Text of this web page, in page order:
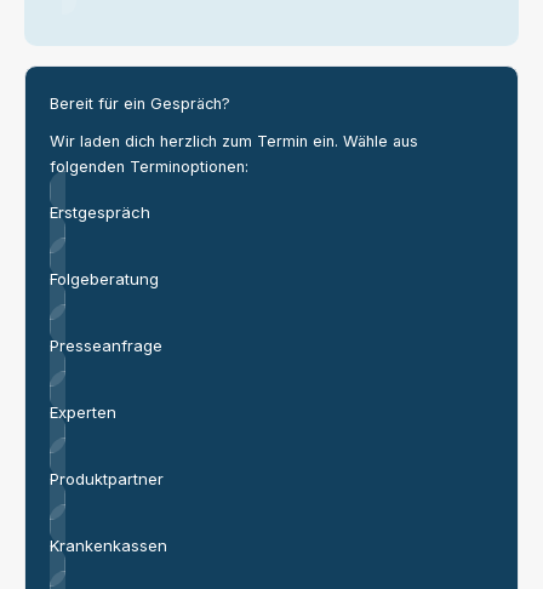
Bereit für ein Gespräch?
Wir laden dich herzlich zum Termin ein. Wähle aus
folgenden Terminoptionen:
Erstgespräch
Folgeberatung
Presseanfrage
Experten
Produktpartner
Krankenkassen